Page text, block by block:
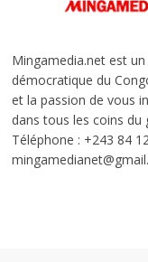
Mingamedia.net est
démocratique du
et la passion de vous
dans tous les coins du
Téléphone : +243 84